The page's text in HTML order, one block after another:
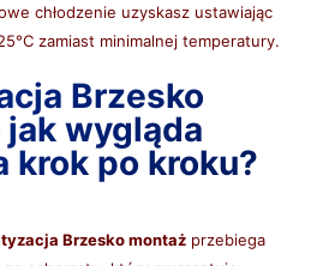
chłodzenie uzyskasz ustawiając
zamiast minimalnej temperatury.
Brzesko
jak wygląda
krok po kroku?
Brzesko montażprzebiega